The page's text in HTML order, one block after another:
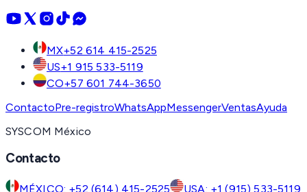
MX+52 614 415-2525
US+1 915 533-5119
CO+57 601 744-3650
ContactoPre-registroWhatsAppMessengerVentasAyuda
SYSCOM México
Contacto
MÉXICO: +52 (614) 415-2525 USA: +1 (915) 533-5119